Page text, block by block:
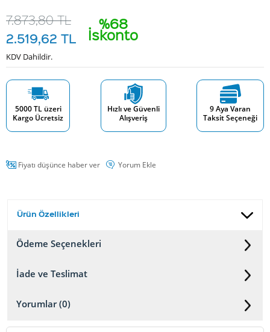
%68
İskonto
7.873,80TL
2.519,62 TL
KDV Dahildir.
5000 TL üzeri
Kargo Ücretsiz
Hızlı ve Güvenli
Alışveriş
9 Aya Varan
Taksit Seçeneği
Fiyatı düşünce haber ver Yorum Ekle
Ürün Özellikleri
Ödeme Seçenekleri
İade ve Teslimat
Yorumlar (0)